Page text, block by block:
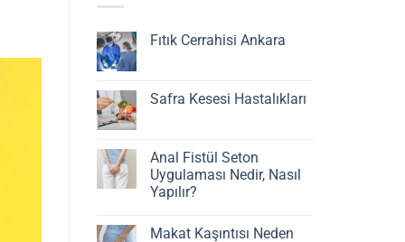
Fıtık Cerrahisi Ankara
Cerrahisi
Ankara
Safra Kesesi Hastalıkları
Kesesi
Hastalıkları
Anal Fistül Seton
Uygulaması Nedir, Nasıl
Yapılır?
Anal
Makat Kaşıntısı Neden